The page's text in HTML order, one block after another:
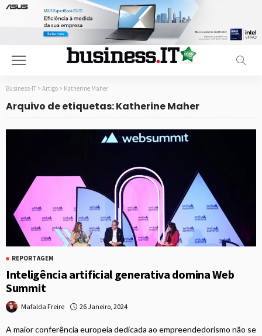
Business-IT > Artigo > Katherine Maher
Arquivo de etiquetas: Katherine Maher
REPORTAGEM
Inteligência artificial generativa domina Web
Summit
Mafalda Freire 26 Janeiro, 2024
A maior conferência europeia dedicada ao empreendedorismo não se